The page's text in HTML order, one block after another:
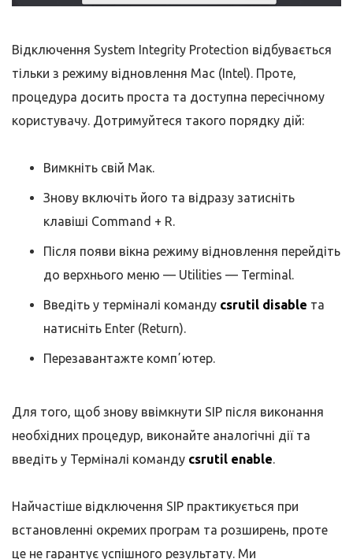
Відключення System Integrity Protection відбувається
тільки з режиму відновлення Mac (Intel). Проте,
процедура досить проста та доступна пересічному
користувачу. Дотримуйтеся такого порядку дій:
Вимкніть свій Мак.
Знову включіть його та відразу затисніть
клавіші Command + R.
Після появи вікна режиму відновлення перейдіть
до верхнього меню — Utilities — Terminal.
Введіть у терміналі команду csrutil disable та
натисніть Enter (Return).
Перезавантажте компʼютер.
Для того, щоб знову ввімкнути SIP після виконання
необхідних процедур, виконайте аналогічні дії та
введіть у Терміналі команду csrutil enable
Найчастіше відключення SIP практикується при
встановленні окремих програм та розширень, проте
це не гарантує успішного результату. Ми